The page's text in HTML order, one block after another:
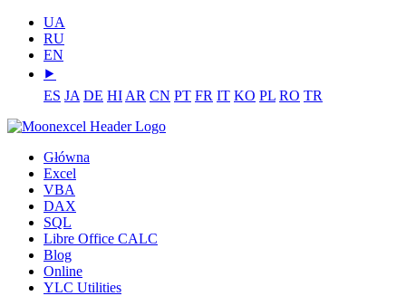
UA
RU
EN
⯈
ES JA DE HI AR CN PT FR IT KO PL RO TR
Główna
Excel
VBA
DAX
SQL
Libre Office CALC
Blog
Online
YLC Utilities